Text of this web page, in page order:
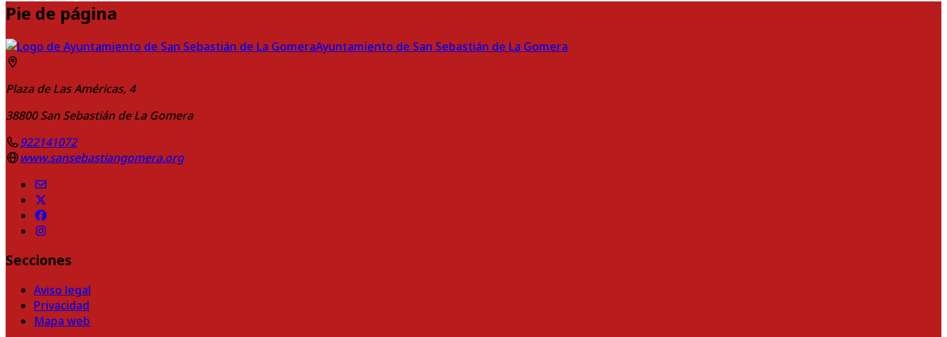
Pie de página
Ayuntamiento de San Sebastián de La Gomera
Plaza de Las Américas, 4
38800 San Sebastián de La Gomera
922141072
www.sansebastiangomera.org
Secciones
Aviso legal
Privacidad
Mapa web